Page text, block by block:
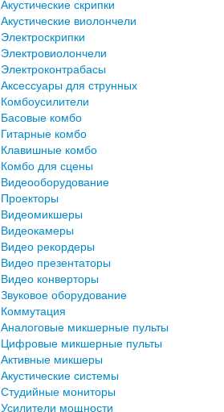
Акустические скрипки
Акустические виолончели
Электроскрипки
Электровиолончели
Электроконтрабасы
Аксессуары для струнных
Комбоусилители
Басовые комбо
Гитарные комбо
Клавишные комбо
Комбо для сцены
Видеооборудование
Проекторы
Видеомикшеры
Видеокамеры
Видео рекордеры
Видео презентаторы
Видео конверторы
Звуковое оборудование
Коммутация
Аналоговые микшерные пульты
Цифровые микшерные пульты
Активные микшеры
Акустические системы
Студийные мониторы
Усилители мощности